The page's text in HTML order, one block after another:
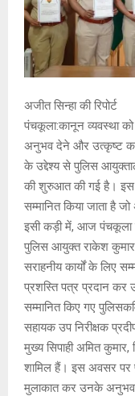
अजीत सिन्हा की रिपोर्ट
पंचकूला:कानून व्यवस्था
अनुभव देने और उत्कृष्ट
के उद्देश्य से पुलिस
की शुरुआत की गई है। इस
सम्मानित किया जाता है
इसी कड़ी में, आज पंचकूला
पुलिस आयुक्त राकेश कुमार
सराहनीय कार्यों के लिए
प्रशस्ति पत्र प्रदान कर
सम्मानित किए गए
सहायक उप निरीक्षक
मुख्य सिपाही अमित कुमार,
शामिल हैं। इस अवसर पर
मुलाकात कर उनके अनुभव